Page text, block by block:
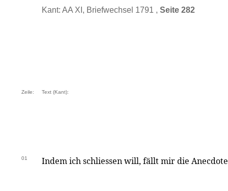
Kant: AA XI, Briefwechsel 1791 , Seite 282
Zeile: Text (Kant):
01 Indem ich schliessen will, fällt mir die